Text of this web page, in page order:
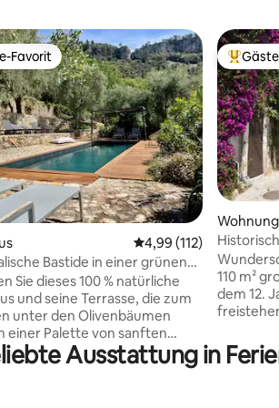
Gäste-Favorit.
Favorit
Durchschnittliche
4,99 (112)
Bastide in einer grünen
vor den Toren von Grasse
Sie dieses 100 % natürliche
und seine Terrasse, die zum
unter den Olivenbäumen
einer Palette von sanften
Kalksteintönen offenbart die
Harmonie aus ökologischen
Wohnung
Heimat
110 m²
dem 12.
auf das
eines
Ausstattung in